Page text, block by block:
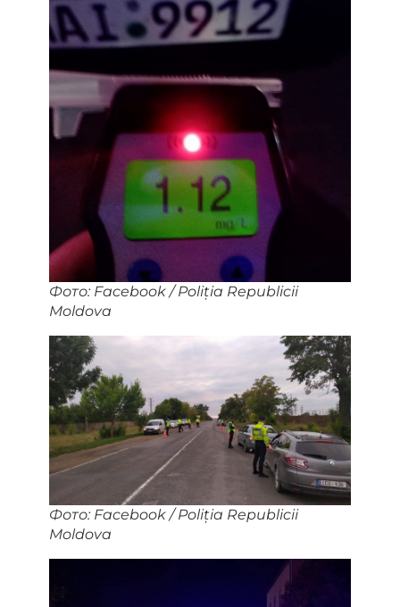
Фото: Facebook / Poliția Republicii
Moldova
Фото: Facebook / Poliția Republicii
Moldova